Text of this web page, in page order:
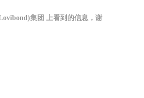
集团 上看到的信息，谢